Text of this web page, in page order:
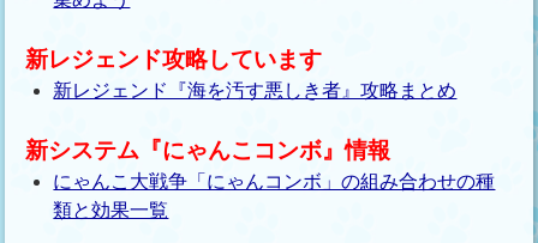
新レジェンド攻略しています
新レジェンド『海を汚す悪しき者』攻略まとめ
新システム『にゃんこコンボ』情報
にゃんこ大戦争「にゃんコンボ」の組み合わせの種
類と効果一覧